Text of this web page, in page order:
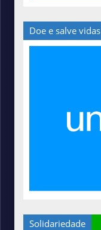
Doe e salve vidas
Solidariedade